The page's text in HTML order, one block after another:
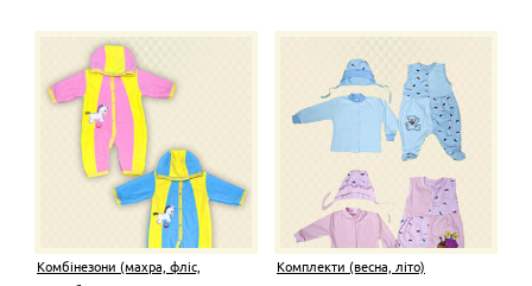
Комбінезони (махра, фліс,
капітон)
Комплекти (весна, літо)